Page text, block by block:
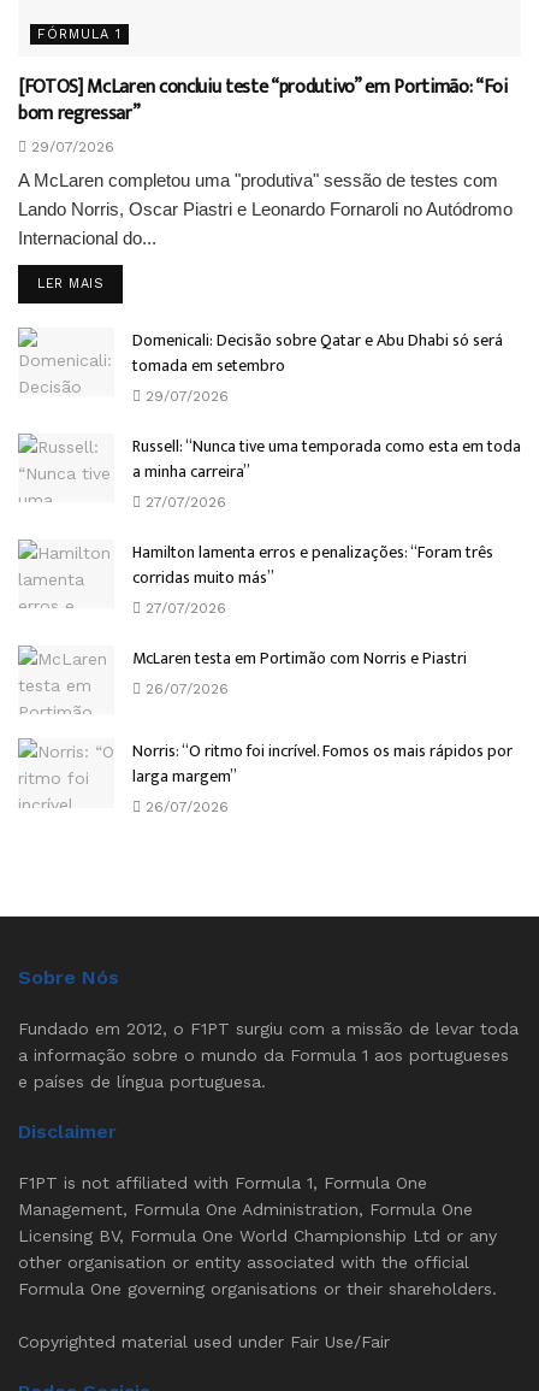
FÓRMULA 1
[FOTOS] McLaren concluiu teste “produtivo” em Portimão: “Foi
bom regressar”
29/07/2026
A McLaren completou uma "produtiva" sessão de testes com
Lando Norris, Oscar Piastri e Leonardo Fornaroli no Autódromo
Internacional do...
LER MAIS
Domenicali: Decisão sobre Qatar e Abu Dhabi só será
tomada em setembro
29/07/2026
Russell: “Nunca tive uma temporada como esta em toda
a minha carreira”
27/07/2026
Hamilton lamenta erros e penalizações: “Foram três
corridas muito más”
27/07/2026
McLaren testa em Portimão com Norris e Piastri
26/07/2026
Norris: “O ritmo foi incrível. Fomos os mais rápidos por
larga margem”
26/07/2026
Sobre Nós
Fundado em 2012, o F1PT surgiu com a missão de levar toda
a informação sobre o mundo da Formula 1 aos portugueses
e países de língua portuguesa.
Disclaimer
F1PT is not affiliated with Formula 1, Formula One
Management, Formula One Administration, Formula One
Licensing BV, Formula One World Championship Ltd or any
other organisation or entity associated with the official
Formula One governing organisations or their shareholders.
Copyrighted material used under Fair Use/Fair